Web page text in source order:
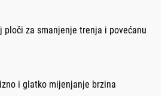
ploči za smanjenje trenja i povećanu
i glatko mijenjanje brzina